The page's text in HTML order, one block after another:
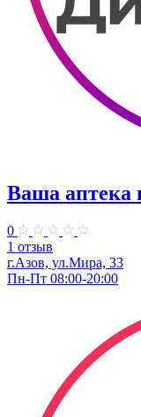
Ваша аптека
0
1 отзыв
г.Азов, ул.Мира, 33
Пн-Пт 08:00-20:00